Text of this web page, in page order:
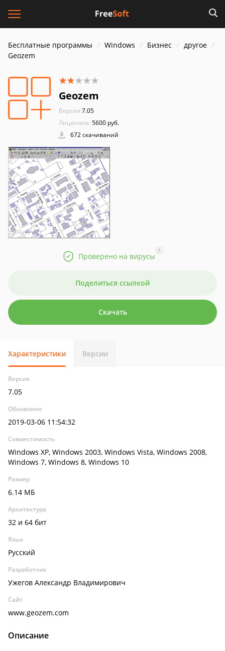
Бесплатные программы Windows Бизнес
другое
Geozem
Geozem
Версия:7.05
Лицензия: 5600 руб.
672 скачиваний
Проверено на вирусы
?
Поделиться ссылкой
Скачать
Характеристики Версии
Версия
7.05
Обновлено
2019-03-06 11:54:32
Совместимость
Windows XP, Windows 2003, Windows Vista, Windows 2008,
Windows 7, Windows 8, Windows 10
Размер
6.14 МБ
Архитектура
32 и 64 бит
Язык
Русский
Разработчик
Ужегов Александр Владимирович
Сайт
www.geozem.com
Описание